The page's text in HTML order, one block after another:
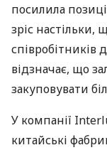
посилила
зріс настільки,
співробітників
відзначає, що
закуповувати
У компанії
китайські